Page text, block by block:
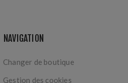
NAVIGATION
Changer de boutique
Gestion des cookies